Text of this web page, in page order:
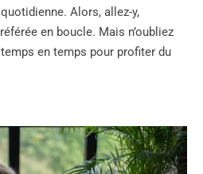
Alors, allez-y,
en boucle. Mais n’oubliez
en temps pour profiter du